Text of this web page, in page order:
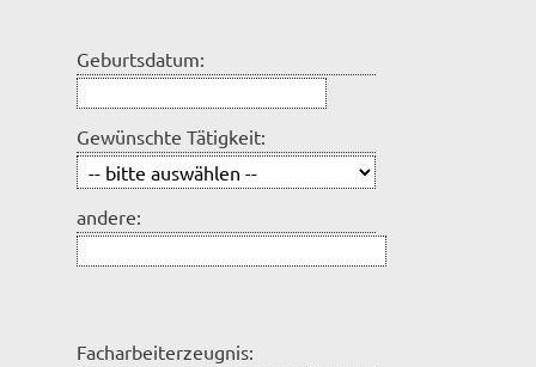
Geburtsdatum:
Gewünschte Tätigkeit:
andere:
Facharbeiterzeugnis: